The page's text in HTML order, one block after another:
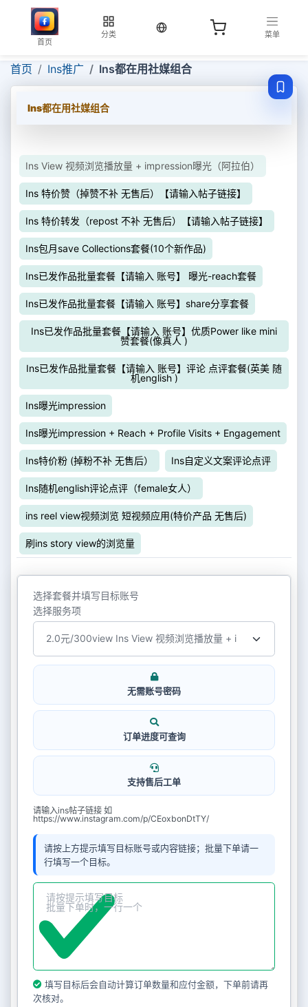
首页
分类
当前语言：中文
菜单
首页 Ins推广 Ins都在用社媒组合
Ins都在用社媒组合
Ins View 视频浏览播放量 + impression曝光（阿拉伯）
Ins 特价赞（掉赞不补 无售后）【请输入帖子链接】
Ins 特价转发（repost 不补 无售后）【请输入帖子链接】
Ins包月save Collections套餐(10个新作品)
Ins已发作品批量套餐【请输入 账号】 曝光-reach套餐
Ins已发作品批量套餐【请输入 账号】share分享套餐
Ins已发作品批量套餐【请输入 账号】优质Power like mini
赞套餐(像真人 )
Ins已发作品批量套餐【请输入 账号】评论 点评套餐(英美 随
机english )
Ins曝光impression
Ins曝光impression + Reach + Profile Visits + Engagement
Ins特价粉 (掉粉不补 无售后） Ins自定义文案评论点评
Ins随机english评论点评（female女人）
ins reel view视频浏览 短视频应用(特价产品 无售后)
刷ins story view的浏览量
选择套餐并填写目标账号
选择服务项
无需账号密码
订单进度可查询
支持售后工单
请输入ins帖子链接 如
https://www.instagram.com/p/CEoxbonDtTY/
请按上方提示填写目标账号或内容链接；批量下单请一
行填写一个目标。
填写目标后会自动计算订单数量和应付金额，下单前请再
次核对。